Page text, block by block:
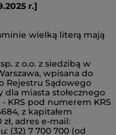
r.]
wielką literą mają
z o.o. z siedzibą w
wpisana do
Rejestru Sądowego
miasta stołecznego
KRS pod numerem KRS
z kapitałem
adres e-mail:
(32) 7 700 700 (od